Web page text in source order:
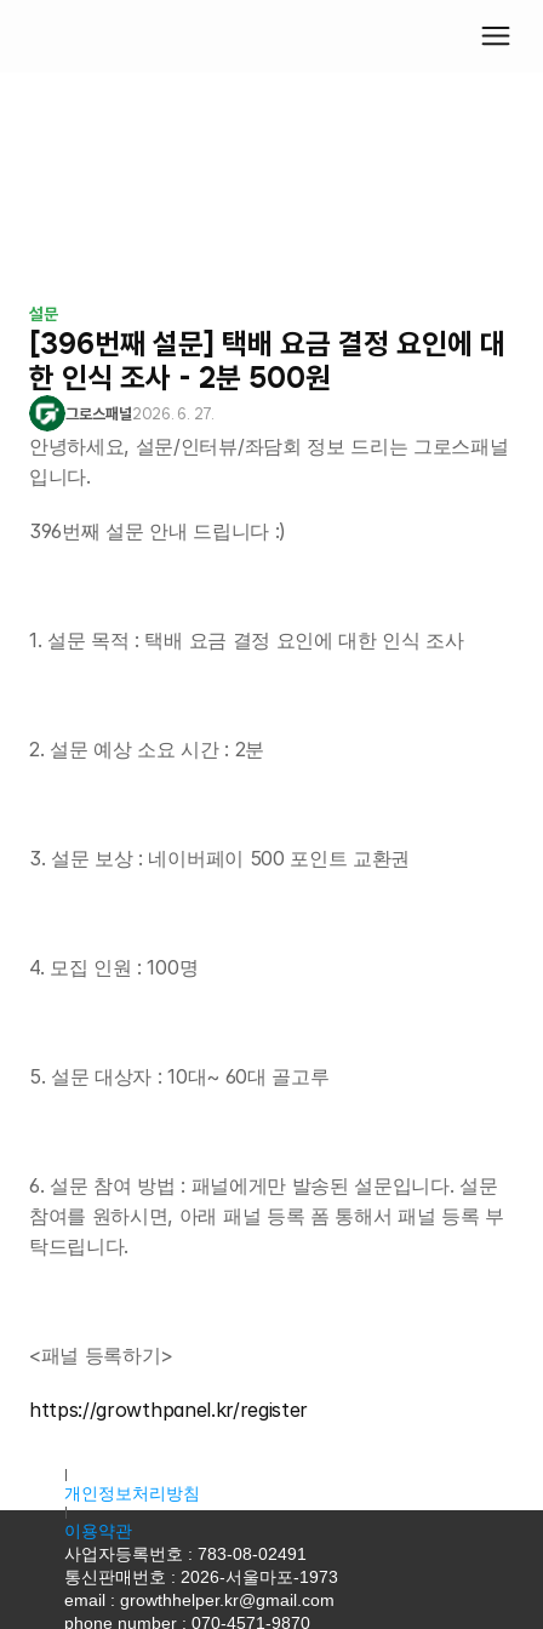
설문
[396번째 설문] 택배 요금 결정 요인에 대
한 인식 조사 - 2분 500원
그로스패널2026. 6. 27.
안녕하세요, 설문/인터뷰/좌담회 정보 드리는 그로스패널
입니다.
396번째 설문 안내 드립니다 :)
1. 설문 목적 : 택배 요금 결정 요인에 대한 인식 조사
2. 설문 예상 소요 시간 : 2분
3. 설문 보상 : 네이버페이 500 포인트 교환권
4. 모집 인원 : 100명
5. 설문 대상자 : 10대~ 60대 골고루
6. 설문 참여 방법 : 패널에게만 발송된 설문입니다. 설문
참여를 원하시면, 아래 패널 등록 폼 통해서 패널 등록 부
탁드립니다.
<패널 등록하기>
https://growthpanel.kr/register
개인정보처리방침
이용약관
사업자등록번호 : 783-08-02491
통신판매번호 : 2026-서울마포-1973
email : growthhelper.kr@gmail.com
phone number : 070-4571-9870